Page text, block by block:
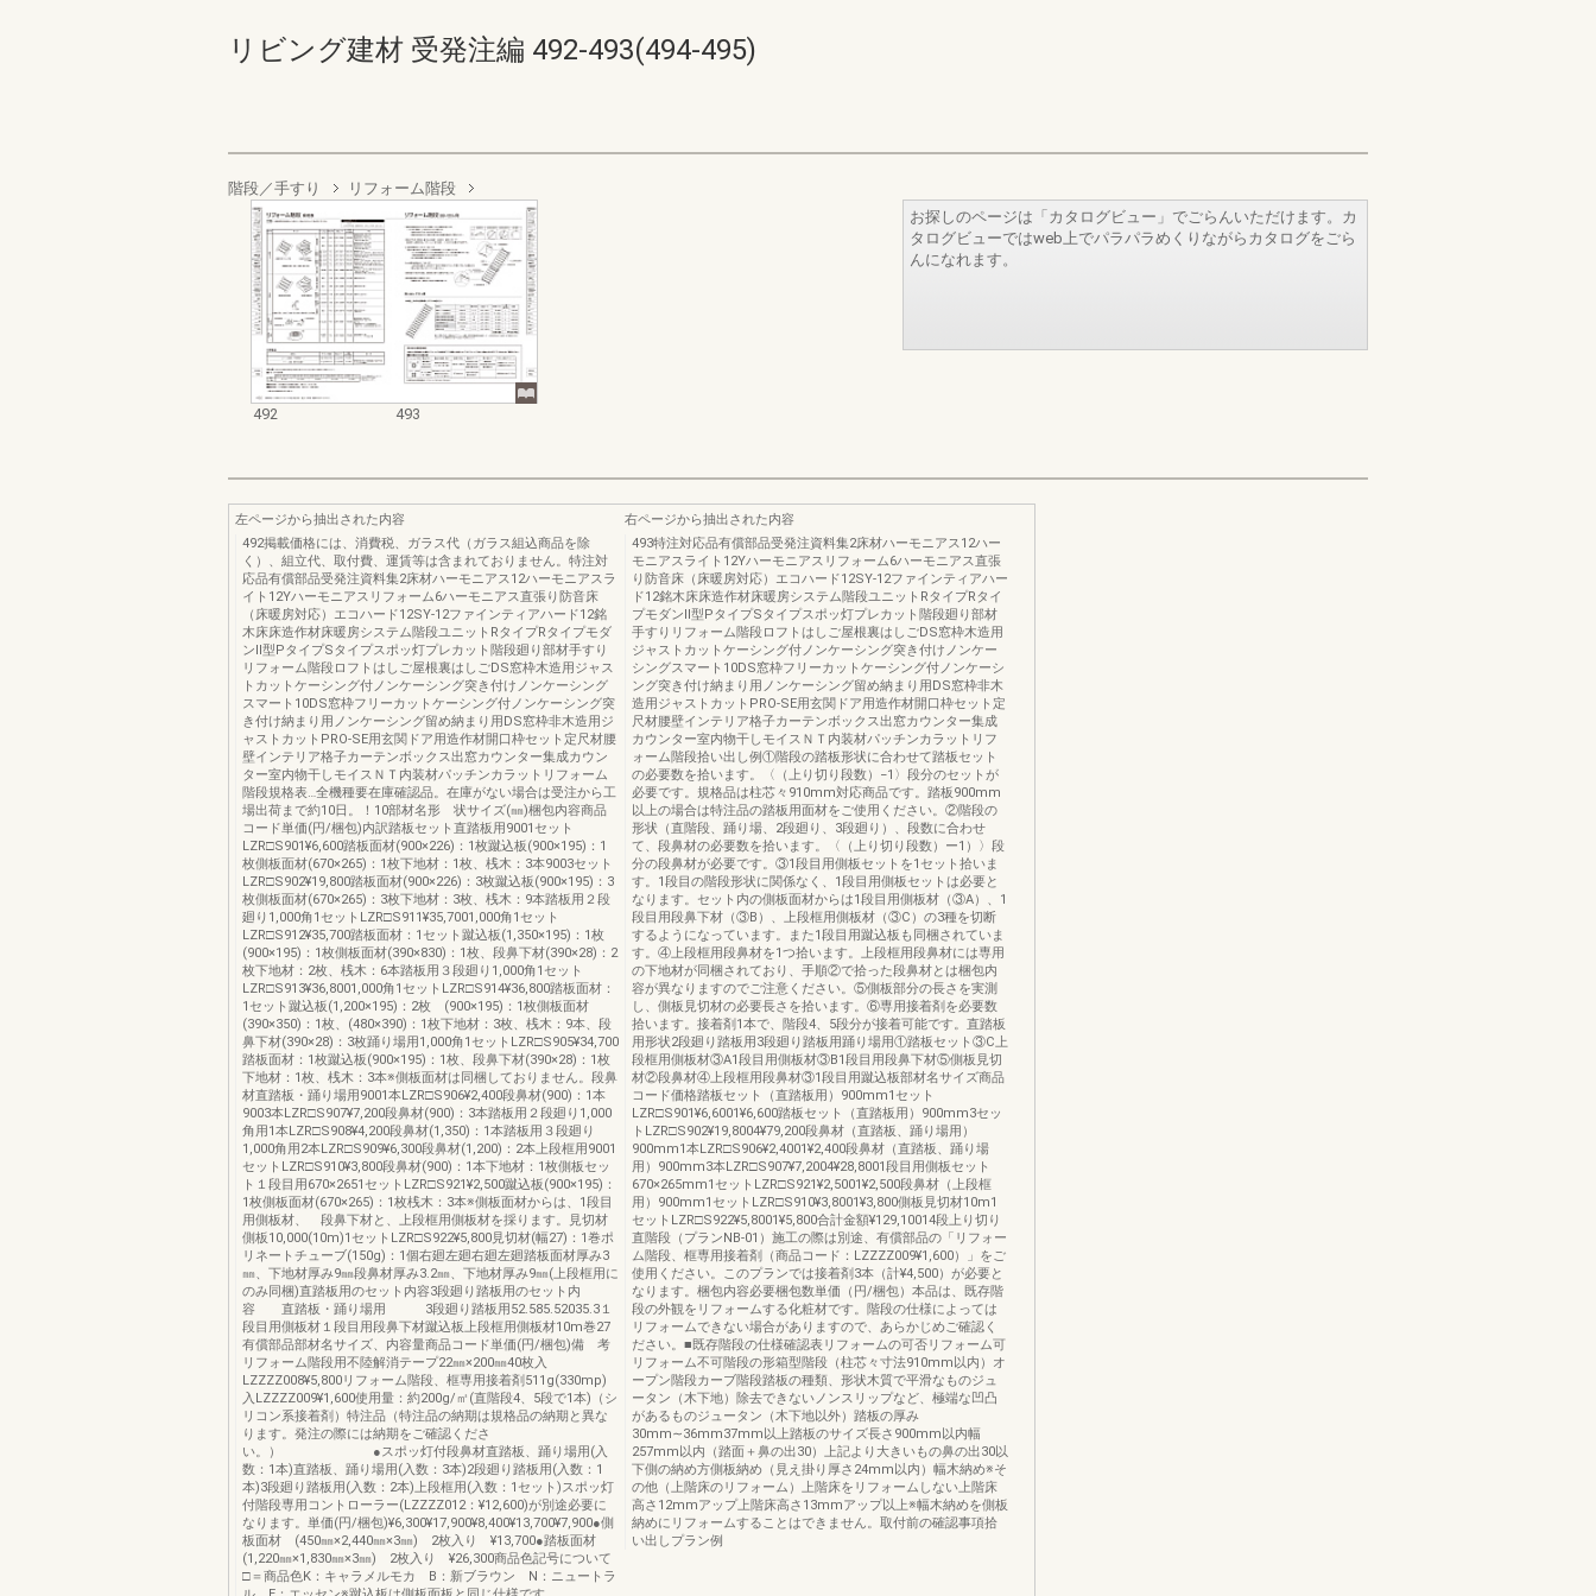
リビング建材 受発注編 492-493(494-495)
階段／手すり リフォーム階段
492 493
お探しのページは「カタログビュー」でごらんいただけます。カ
タログビューではweb上でパラパラめくりながらカタログをごら
んになれます。
左ページから抽出された内容
492掲載価格には、消費税、ガラス代（ガラス組込商品を除
く）、組立代、取付費、運賃等は含まれておりません。特注対
応品有償部品受発注資料集2床材ハーモニアス12ハーモニアスラ
イト12Yハーモニアスリフォーム6ハーモニアス直張り防音床
（床暖房対応）エコハード12SY-12ファインティアハード12銘
木床床造作材床暖房システム階段ユニットRタイプRタイプモダ
ンⅡ型PタイプSタイプスポッ灯プレカット階段廻り部材手すり
リフォーム階段ロフトはしご屋根裏はしごDS窓枠木造用ジャス
トカットケーシング付ノンケーシング突き付けノンケーシング
スマート10DS窓枠フリーカットケーシング付ノンケーシング突
き付け納まり用ノンケーシング留め納まり用DS窓枠非木造用ジ
ャストカットPRO-SE用玄関ドア用造作材開口枠セット定尺材腰
壁インテリア格子カーテンボックス出窓カウンター集成カウン
ター室内物干しモイスＮＴ内装材パッチンカラットリフォーム
階段規格表…全機種要在庫確認品。在庫がない場合は受注から工
場出荷まで約10日。！10部材名形 状サイズ(㎜)梱包内容商品
コード単価(円/梱包)内訳踏板セット直踏板用9001セット
LZR□S901¥6,600踏板面材(900×226)：1枚蹴込板(900×195)：1
枚側板面材(670×265)：1枚下地材：1枚、桟木：3本9003セット
LZR□S902¥19,800踏板面材(900×226)：3枚蹴込板(900×195)：3
枚側板面材(670×265)：3枚下地材：3枚、桟木：9本踏板用２段
廻り1,000角1セットLZR□S911¥35,7001,000角1セット
LZR□S912¥35,700踏板面材：1セット蹴込板(1,350×195)：1枚
(900×195)：1枚側板面材(390×830)：1枚、段鼻下材(390×28)：2
枚下地材：2枚、桟木：6本踏板用３段廻り1,000角1セット
LZR□S913¥36,8001,000角1セットLZR□S914¥36,800踏板面材：
1セット蹴込板(1,200×195)：2枚 (900×195)：1枚側板面材
(390×350)：1枚、(480×390)：1枚下地材：3枚、桟木：9本、段
鼻下材(390×28)：3枚踊り場用1,000角1セットLZR□S905¥34,700
踏板面材：1枚蹴込板(900×195)：1枚、段鼻下材(390×28)：1枚
下地材：1枚、桟木：3本※側板面材は同梱しておりません。段鼻
材直踏板・踊り場用9001本LZR□S906¥2,400段鼻材(900)：1本
9003本LZR□S907¥7,200段鼻材(900)：3本踏板用２段廻り1,000
角用1本LZR□S908¥4,200段鼻材(1,350)：1本踏板用３段廻り
1,000角用2本LZR□S909¥6,300段鼻材(1,200)：2本上段框用9001
セットLZR□S910¥3,800段鼻材(900)：1本下地材：1枚側板セッ
ト１段目用670×2651セットLZR□S921¥2,500蹴込板(900×195)：
1枚側板面材(670×265)：1枚桟木：3本※側板面材からは、1段目
用側板材、 段鼻下材と、上段框用側板材を採ります。見切材
側板10,000(10m)1セットLZR□S922¥5,800見切材(幅27)：1巻ポ
リネートチューブ(150g)：1個右廻左廻右廻左廻踏板面材厚み3
㎜、下地材厚み9㎜段鼻材厚み3.2㎜、下地材厚み9㎜(上段框用に
のみ同梱)直踏板用のセット内容3段廻り踏板用のセット内
容 直踏板・踊り場用 3段廻り踏板用52.585.52035.3１
段目用側板材１段目用段鼻下材蹴込板上段框用側板材10m巻27
有償部品部材名サイズ、内容量商品コード単価(円/梱包)備 考
リフォーム階段用不陸解消テープ22㎜×200㎜40枚入
LZZZZ008¥5,800リフォーム階段、框専用接着剤511g(330mp)
入LZZZZ009¥1,600使用量：約200g/㎡(直階段4、5段で1本)（シ
リコン系接着剤）特注品（特注品の納期は規格品の納期と異な
ります。発注の際には納期をご確認くださ
い。） ●スポッ灯付段鼻材直踏板、踊り場用(入
数：1本)直踏板、踊り場用(入数：3本)2段廻り踏板用(入数：1
本)3段廻り踏板用(入数：2本)上段框用(入数：1セット)スポッ灯
付階段専用コントローラー(LZZZZ012：¥12,600)が別途必要に
なります。単価(円/梱包)¥6,300¥17,900¥8,400¥13,700¥7,900●側
板面材 (450㎜×2,440㎜×3㎜) 2枚入り ¥13,700●踏板面材
(1,220㎜×1,830㎜×3㎜) 2枚入り ¥26,300商品色記号について
□＝商品色K：キャラメルモカ B：新ブラウン N：ニュートラ
右ページから抽出された内容
493特注対応品有償部品受発注資料集2床材ハーモニアス12ハー
モニアスライト12Yハーモニアスリフォーム6ハーモニアス直張
り防音床（床暖房対応）エコハード12SY-12ファインティアハー
ド12銘木床床造作材床暖房システム階段ユニットRタイプRタイ
プモダンⅡ型PタイプSタイプスポッ灯プレカット階段廻り部材
手すりリフォーム階段ロフトはしご屋根裏はしごDS窓枠木造用
ジャストカットケーシング付ノンケーシング突き付けノンケー
シングスマート10DS窓枠フリーカットケーシング付ノンケーシ
ング突き付け納まり用ノンケーシング留め納まり用DS窓枠非木
造用ジャストカットPRO-SE用玄関ドア用造作材開口枠セット定
尺材腰壁インテリア格子カーテンボックス出窓カウンター集成
カウンター室内物干しモイスＮＴ内装材パッチンカラットリフ
ォーム階段拾い出し例①階段の踏板形状に合わせて踏板セット
の必要数を拾います。〈（上り切り段数）−1〉段分のセットが
必要です。規格品は柱芯々910mm対応商品です。踏板900mm
以上の場合は特注品の踏板用面材をご使用ください。②階段の
形状（直階段、踊り場、2段廻り、3段廻り）、段数に合わせ
て、段鼻材の必要数を拾います。〈（上り切り段数）ー1）〉段
分の段鼻材が必要です。③1段目用側板セットを1セット拾いま
す。1段目の階段形状に関係なく、1段目用側板セットは必要と
なります。セット内の側板面材からは1段目用側板材（③A）、1
段目用段鼻下材（③B）、上段框用側板材（③C）の3種を切断
するようになっています。また1段目用蹴込板も同梱されていま
す。④上段框用段鼻材を1つ拾います。上段框用段鼻材には専用
の下地材が同梱されており、手順②で拾った段鼻材とは梱包内
容が異なりますのでご注意ください。⑤側板部分の長さを実測
し、側板見切材の必要長さを拾います。⑥専用接着剤を必要数
拾います。接着剤1本で、階段4、5段分が接着可能です。直踏板
用形状2段廻り踏板用3段廻り踏板用踊り場用①踏板セット③C上
段框用側板材③A1段目用側板材③B1段目用段鼻下材⑤側板見切
材②段鼻材④上段框用段鼻材③1段目用蹴込板部材名サイズ商品
コード価格踏板セット（直踏板用）900mm1セット
LZR□S901¥6,6001¥6,600踏板セット（直踏板用）900mm3セッ
トLZR□S902¥19,8004¥79,200段鼻材（直踏板、踊り場用）
900mm1本LZR□S906¥2,4001¥2,400段鼻材（直踏板、踊り場
用）900mm3本LZR□S907¥7,2004¥28,8001段目用側板セット
670×265mm1セットLZR□S921¥2,5001¥2,500段鼻材（上段框
用）900mm1セットLZR□S910¥3,8001¥3,800側板見切材10m1
セットLZR□S922¥5,8001¥5,800合計金額¥129,10014段上り切り
直階段（プランNB-01）施工の際は別途、有償部品の「リフォー
ム階段、框専用接着剤（商品コード：LZZZZ009¥1,600）」をご
使用ください。このプランでは接着剤3本（計¥4,500）が必要と
なります。梱包内容必要梱包数単価（円/梱包）本品は、既存階
段の外観をリフォームする化粧材です。階段の仕様によっては
リフォームできない場合がありますので、あらかじめご確認く
ださい。■既存階段の仕様確認表リフォームの可否リフォーム可
リフォーム不可階段の形箱型階段（柱芯々寸法910mm以内）オ
ープン階段カーブ階段踏板の種類、形状木質で平滑なものジュ
ータン（木下地）除去できないノンスリップなど、極端な凹凸
があるものジュータン（木下地以外）踏板の厚み
30mm∼36mm37mm以上踏板のサイズ長さ900mm以内幅
257mm以内（踏面＋鼻の出30）上記より大きいもの鼻の出30以
下側の納め方側板納め（見え掛り厚さ24mm以内）幅木納め※そ
の他（上階床のリフォーム）上階床をリフォームしない上階床
高さ12mmアップ上階床高さ13mmアップ以上※幅木納めを側板
納めにリフォームすることはできません。取付前の確認事項拾
い出しプラン例